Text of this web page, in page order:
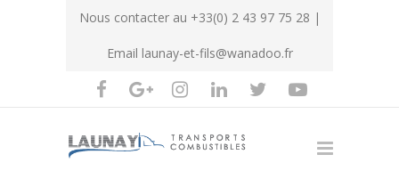
Nous contacter au +33(0) 2 43 97 75 28 |
Email launay-et-fils@wanadoo.fr